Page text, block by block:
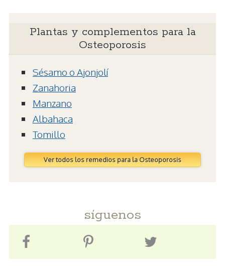
Plantas y complementos para la
Osteoporosis
Sésamo o Ajonjolí
Zanahoria
Manzano
Albahaca
Tomillo
Ver todos los remedios para la Osteoporosis
síguenos